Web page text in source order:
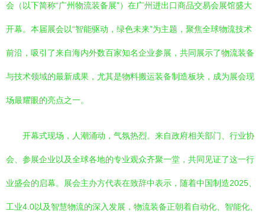
会（以下简称“广州物流装备展”）在广州进出口商品交易会展馆盛大
开幕。本届展会以“智能驱动，绿色未来”为主题，聚焦全球物流技术
前沿，吸引了来自海内外数百家知名企业参展，共同展示了物流装备
与技术领域的最新成果，尤其是物料搬运装备制造板块，成为展会现
场最耀眼的亮点之一。
开幕式现场，人潮涌动，气氛热烈。来自政府相关部门、行业协
会、参展企业以及全球各地的专业观众齐聚一堂，共同见证了这一行
业盛会的启幕。展会主办方代表在致辞中表示，随着中国制造2025、
工业4.0以及智慧物流的深入发展，物流装备正朝着自动化、智能化、